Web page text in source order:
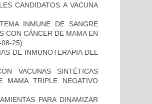
CANDIDATOS A VACUNA
INMUNE DE SANGRE
CON CÁNCER DE MAMA EN
25)
DE INMUNOTERAPIA DEL
VACUNAS SINTÉTICAS
MAMA TRIPLE NEGATIVO
PARA DINAMIZAR